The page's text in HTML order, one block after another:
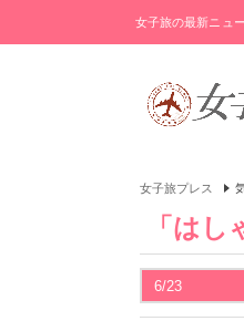
女子旅の最新ニュ
女子旅プレス
「は
6/23